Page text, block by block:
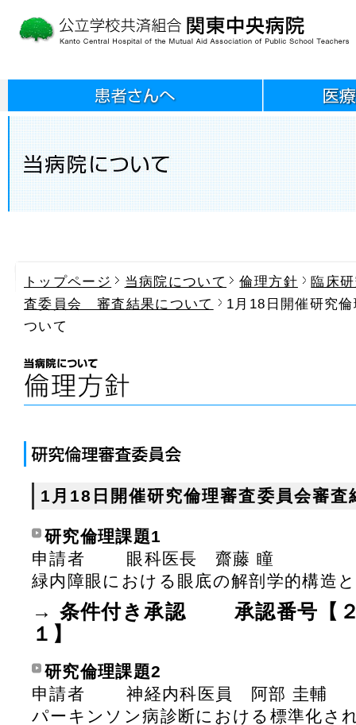
トップページ 当病院について 倫理方針
臨床
査委員会 審査結果について
1月18日開催研究
ついて
1月18日開催研究倫理審査委員会審
研究倫理課題1
申請者 眼科医長 齋藤
緑内障眼における眼底の解剖学的構造
→ 条件付き承認 承認番号【２
１】
研究倫理課題2
申請者 神経内科医員 阿部 圭輔
パーキンソン病診断における標準化さ